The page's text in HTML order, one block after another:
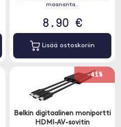
maananta..
8.90 €
Lisää ostoskoriin
-41%
Belkin digitaalinen moniportti
HDMI-AV-sovitin